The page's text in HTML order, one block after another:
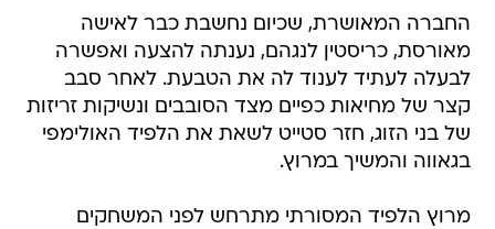
החברה המאושרת, שכיום נחשבת כבר לאישה
מאורסת, כריסטין לנגהם, נענתה להצעה ואפשרה
לבעלה לעתיד לענוד לה את הטבעת. לאחר סבב
קצר של מחיאות כפיים מצד הסובבים ונשיקות זריזות
של בני הזוג, חזר סטייט לשאת את הלפיד האולימפי
בגאווה והמשיך במרוץ.
מרוץ הלפיד המסורתי מתרחש לפני המשחקים